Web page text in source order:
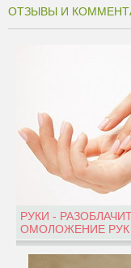
ОТЗЫВЫ И
РУКИ -
ОМОЛОЖЕНИЕ РУК